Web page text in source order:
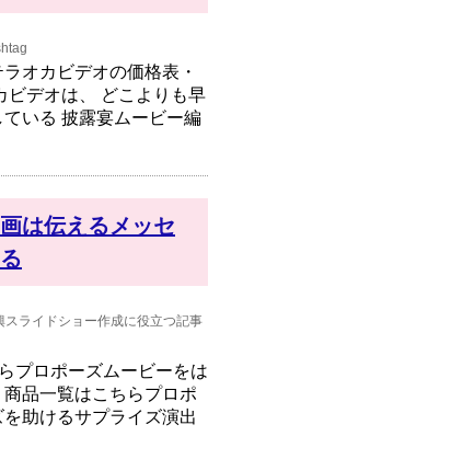
オカビデオの価格表・
ビデオは、 どこよりも早
いる 披露宴ムービー編
は伝えるメッセ
スライドショー作成に役立つ記事
プロポーズムービーをは
品一覧はこちらプロポ
助けるサプライズ演出